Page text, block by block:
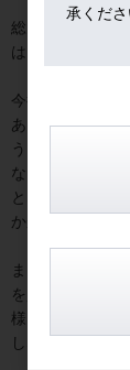
総じて、米経済
は、一定の歯止
今後の注目は、
あるのか否か。
う。具体的には
などが議論され
となろう。更な
かかる。
まぁ、いずれに
を買い増してゆ
様々な情報が氾
しない」ことが
承くださ